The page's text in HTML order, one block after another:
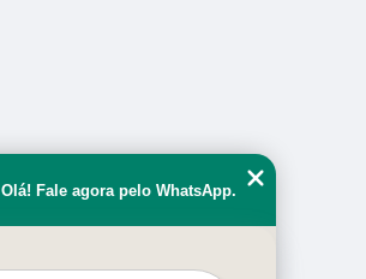
Olá! Fale agora pelo WhatsApp.